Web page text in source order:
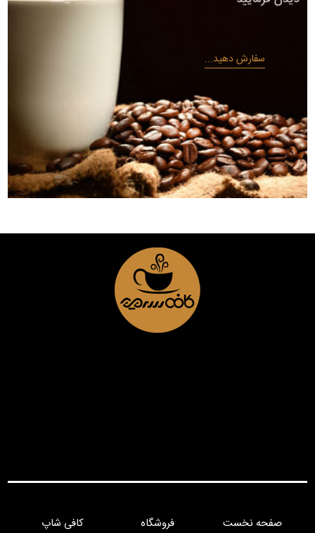
سفارش دهید...
صفحه نخست فروشگاه
کافی شاپ